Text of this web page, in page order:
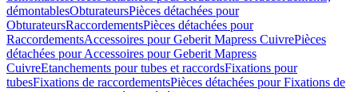
démontablesObturateursPièces détachées pour
ObturateursRaccordementsPièces détachées pour
RaccordementsAccessoires pour Geberit Mapress CuivrePièces
détachées pour Accessoires pour Geberit Mapress
CuivreEtanchements pour tubes et raccordsFixations pour
tubesFixations de raccordementsPièces détachées pour Fixations de